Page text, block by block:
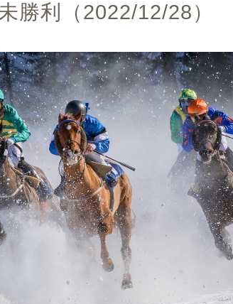
勝利（2022/12/28）